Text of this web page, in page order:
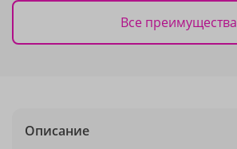
Все преимущества
Описание